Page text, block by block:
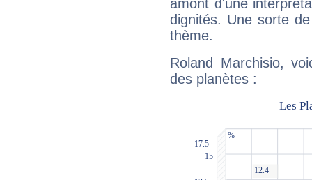
amont d'une
dignités. Une sorte
thème.
Roland Marchisio,
des planètes :